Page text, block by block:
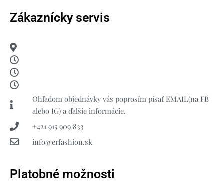
Zákaznícky servis
Ohľadom objednávky vás poprosím písať EMAIL(na FB
alebo IG) a ďalšie informácie.
+421 915 909 833
info@erfashion.sk
Platobné možnosti